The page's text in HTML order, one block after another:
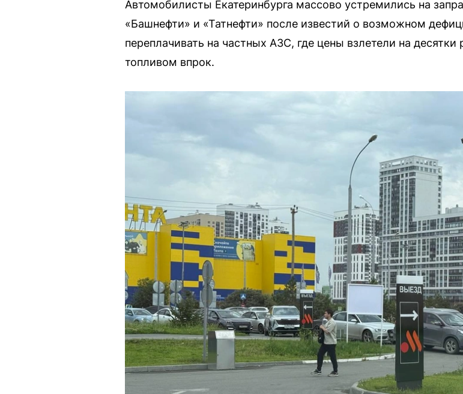
Автомобилисты Екатеринбурга массово устремились на
«Башнефти» и «Татнефти» после известий о возможном
переплачивать на частных АЗС, где цены взлетели на
топливом впрок.